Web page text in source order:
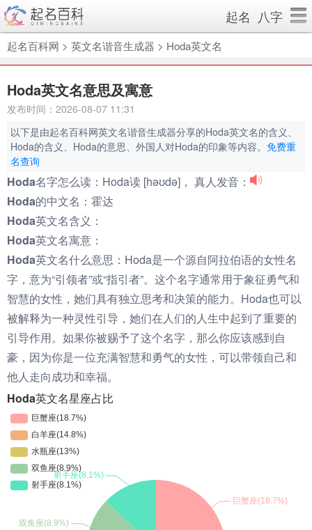
起名 八字
起名百科网 > 英文名谐音生成器 > Hoda英文名
Hoda英文名意思及寓意
发布时间：2026-08-07 11:31
以下是由起名百科网英文名谐音生成器分享的Hoda英文名的含义、
Hoda的含义、Hoda的意思、外国人对Hoda的印象等内容。 免费重
名查询
Hoda名字怎么读： Hoda读 [həʊdə]， 真人发音：
Hoda的中文名： 霍达
Hoda英文名含义：
Hoda英文名寓意：
Hoda英文名什么意思： Hoda是一个源自阿拉伯语的女性名
字，意为“引领者”或“指引者”。这个名字通常用于象征勇气和
智慧的女性，她们具有独立思考和决策的能力。Hoda也可以
被解释为一种灵性引导，她们在人们的人生中起到了重要的
引导作用。如果你被赐予了这个名字，那么你应该感到自
豪，因为你是一位充满智慧和勇气的女性，可以带领自己和
他人走向成功和幸福。
Hoda英文名星座占比